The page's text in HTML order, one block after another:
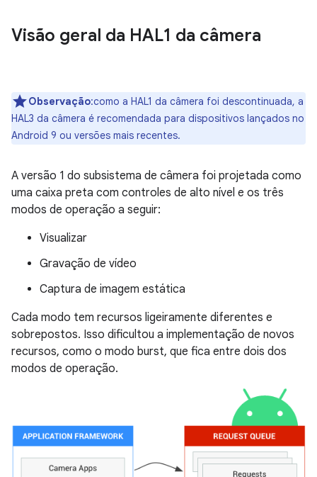
Visão geral da HAL1 da câmera
Observação:como a HAL1 da câmera foi descontinuada, a
HAL3 da câmera é recomendada para dispositivos lançados no
Android 9 ou versões mais recentes.
A versão 1 do subsistema de câmera foi projetada como
uma caixa preta com controles de alto nível e os três
modos de operação a seguir:
Visualizar
Gravação de vídeo
Captura de imagem estática
Cada modo tem recursos ligeiramente diferentes e
sobrepostos. Isso dificultou a implementação de novos
recursos, como o modo burst, que fica entre dois dos
modos de operação.